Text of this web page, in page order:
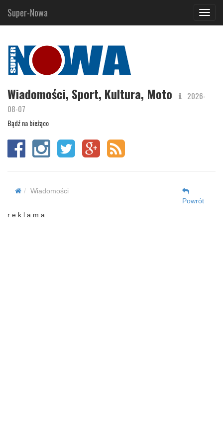
Super-Nowa
Wiadomości, Sport, Kultura, Moto
2026-
08-07
Bądź na bieżąco
Wiadomości
Powrót
r e k l a m a